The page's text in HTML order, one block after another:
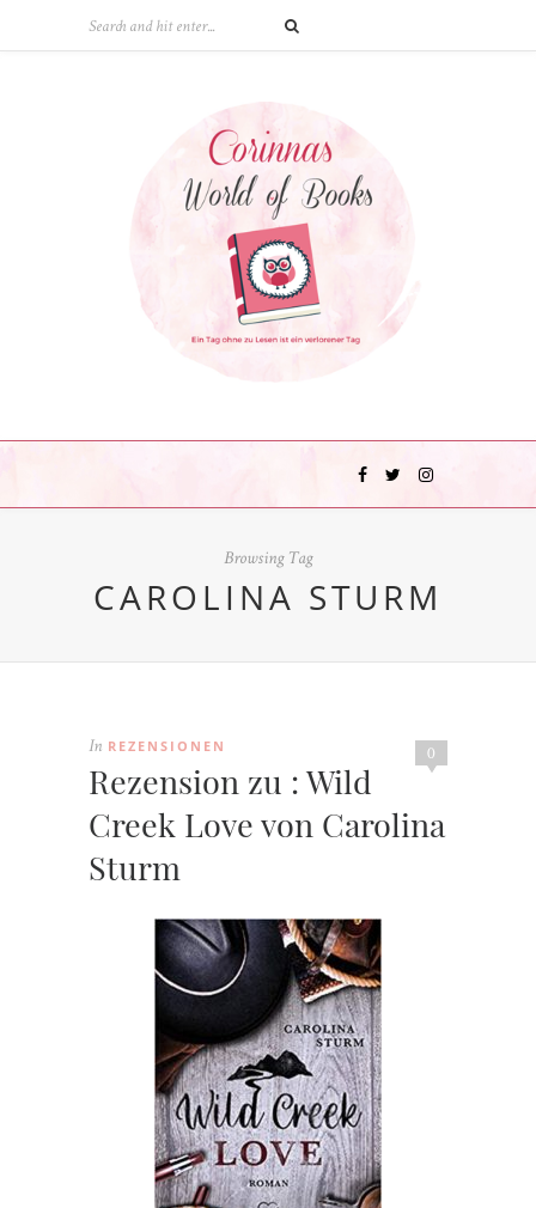
Browsing Tag
CAROLINA STURM
0
In REZENSIONEN
Rezension zu : Wild
Creek Love von Carolina
Sturm